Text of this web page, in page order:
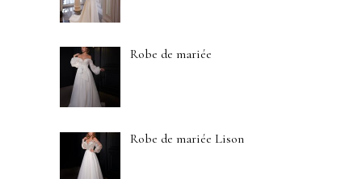
Robe de mariée
Robe de mariée Lison